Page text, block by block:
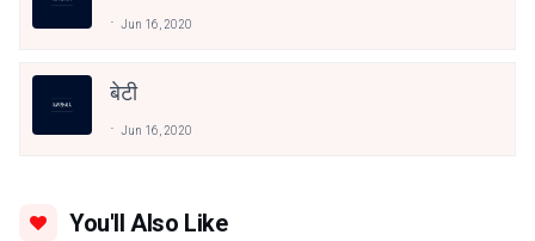
Jun 16, 2020
बेटी
Jun 16, 2020
You'll Also Like